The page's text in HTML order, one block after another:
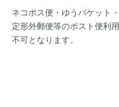
ネコポス便・ゆうパケット・
定形外郵便等のポスト便利用
不可となります。